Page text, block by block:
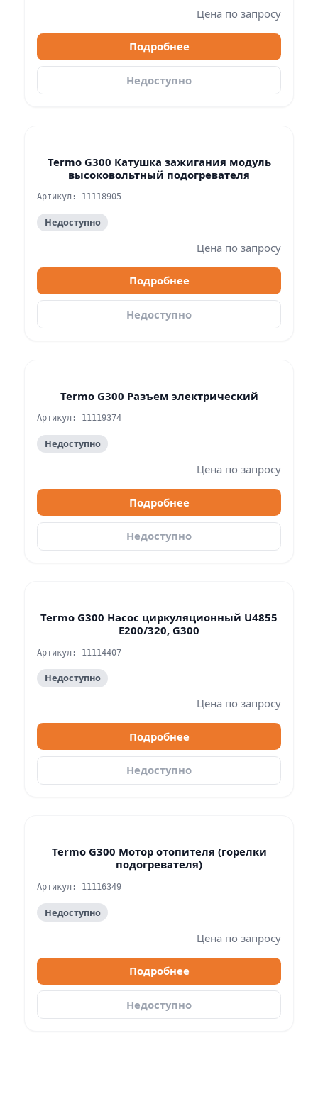
Цена по запросу
Подробнее
Недоступно
Termo G300 Катушка зажигания модуль
высоковольтный подогревателя
Артикул: 11118905
Недоступно
Цена по запросу
Подробнее
Недоступно
Termo G300 Разъем электрический
Артикул: 11119374
Недоступно
Цена по запросу
Подробнее
Недоступно
Termo G300 Насос циркуляционный U4855
E200/320, G300
Артикул: 11114407
Недоступно
Цена по запросу
Подробнее
Недоступно
Termo G300 Мотор отопителя (горелки
подогревателя)
Артикул: 11116349
Недоступно
Цена по запросу
Подробнее
Недоступно